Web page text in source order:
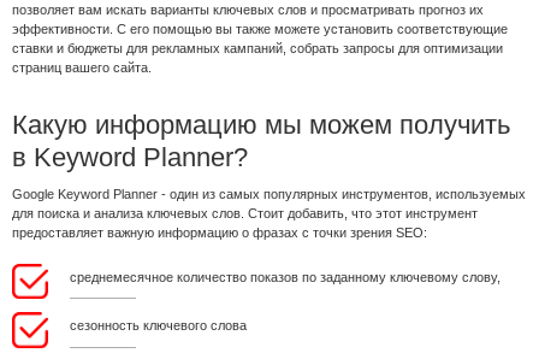
позволяет вам искать варианты ключевых слов и просматривать прогноз их
эффективности. С его помощью вы также можете установить соответствующие
ставки и бюджеты для рекламных кампаний, собрать запросы для оптимизации
страниц вашего сайта.
Какую информацию мы можем получить
в Keyword Planner?
Google Keyword Planner - один из самых популярных инструментов, используемых
для поиска и анализа ключевых слов. Стоит добавить, что этот инструмент
предоставляет важную информацию о фразах с точки зрения SEO:
среднемесячное количество показов по заданному ключевому слову,
сезонность ключевого слова